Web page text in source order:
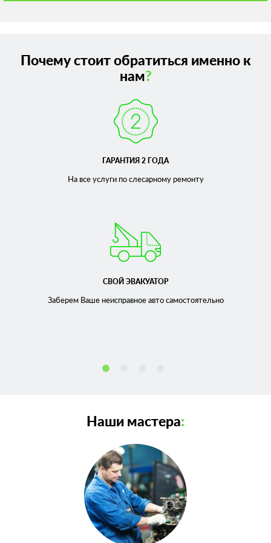
Почему стоит обратиться именно к
нам?
ГАРАНТИЯ 2 ГОДА
На все услуги по слесарномуремонту
СВОЙ ЭВАКУАТОР
Заберем Ваше неисправноеавто самостоятельно
Наши мастера: